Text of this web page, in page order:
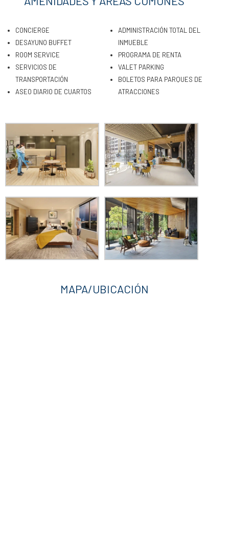
CONCIERGE
DESAYUNO BUFFET
ROOM SERVICE
SERVICIOS DE
TRANSPORTACIÓN
ASEO DIARIO DE CUARTOS
ADMINISTRACIÓN TOTAL DEL
INMUEBLE
PROGRAMA DE RENTA
VALET PARKING
BOLETOS PARA PARQUES DE
ATRACCIONES
MAPA/UBICACIÓN